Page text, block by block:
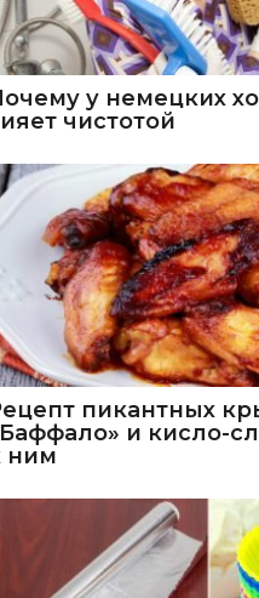
у немецких
чистотой
пикантных
и кисло-
ним